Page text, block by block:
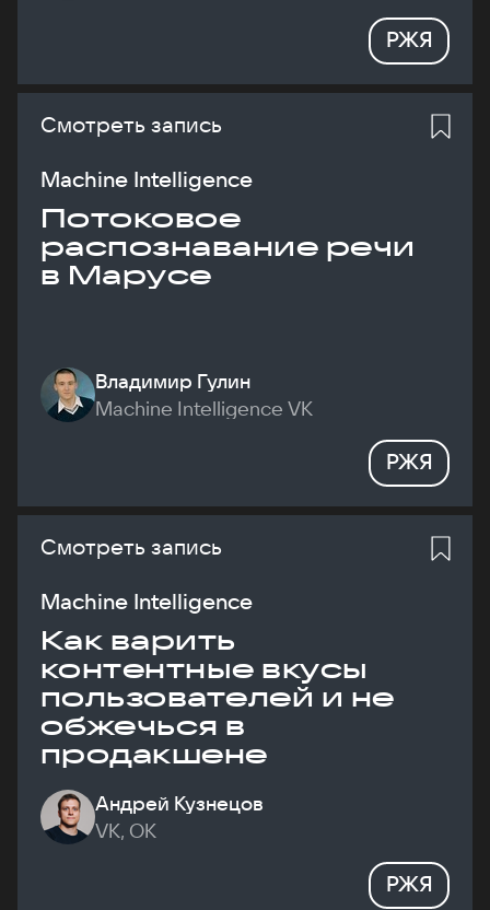
РЖЯ
Смотреть запись
Machine Intelligence
Потоковое
распознавание речи
в Марусе
Владимир Гулин
Machine Intelligence VK
РЖЯ
Смотреть запись
Machine Intelligence
Как варить
контентные вкусы
пользователей и не
обжечься в
продакшене
Андрей Кузнецов
VK, ОК
РЖЯ